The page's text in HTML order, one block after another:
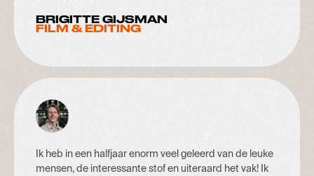
BRIGITTE GIJSMAN
FILM & EDITING
Ik heb in een halfjaar enorm veel geleerd van de leuke
mensen, de interessante stof en uiteraard het vak! Ik